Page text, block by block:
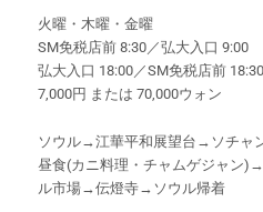
火曜・木曜・金曜
SM免税店前 8:30／弘大入口 9:00
弘大入口 18:00／SM免税店前 18:30
7,000円 または 70,000ウォン
ソウル→江華平和展望台→ソチャ
昼食(カニ料理・チャムゲジャン
ル市場→伝燈寺→ソウル帰着